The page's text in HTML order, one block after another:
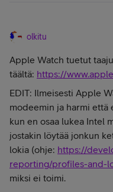
olkitu
Apple Watch tuetut
täältä: https://
EDIT: Ilmeisesti Apple
modeemin ja harmi että
kun en osaa lukea Intel
jostakin löytää jonkun
lokia (ohje: https://
reporting/profiles-and-
miksi ei toimi.